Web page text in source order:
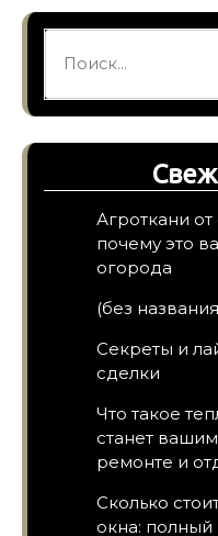
Агроткани
почему это
огорода
(без
Секреты и
сделки
Что такое
станет
ремонте и
Сколько
окна: